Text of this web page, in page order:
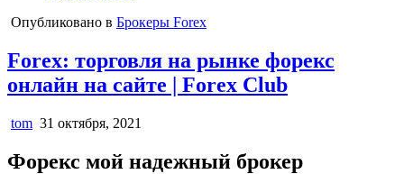
Опубликовано в Брокеры Forex
Forex: торговля на рынке форекс
онлайн на сайте | Forex Club
tom 31 октября, 2021
Форекс мой надежный брокер